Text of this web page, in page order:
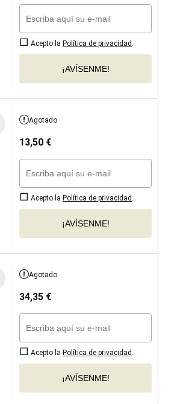
Acepto la Política de privacidad
¡AVÍSENME!
Agotado
13,50 €
Acepto la Política de privacidad
¡AVÍSENME!
Agotado
34,35 €
Acepto la Política de privacidad
¡AVÍSENME!